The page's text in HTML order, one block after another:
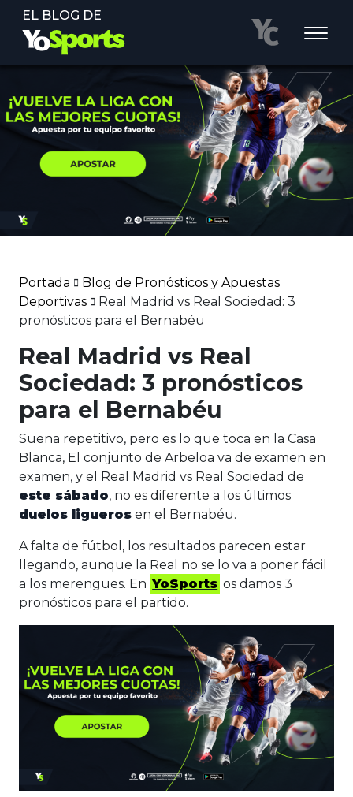
EL BLOG DE
Portada
Blog de Pronósticos y Apuestas
Deportivas
Real Madrid vs Real Sociedad: 3
pronósticos para el Bernabéu
Real Madrid vs Real
Sociedad: 3 pronósticos
para el Bernabéu
Suena repetitivo, pero es lo que toca en la Casa
Blanca, El conjunto de Arbeloa va de examen en
examen, y el Real Madrid vs Real Sociedad de
este sábado, no es diferente a los últimos
duelos ligueros en el Bernabéu.
A falta de fútbol, los resultados parecen estar
llegando, aunque la Real no se lo va a poner fácil
a los merengues. En YoSports os damos 3
pronósticos para el partido.